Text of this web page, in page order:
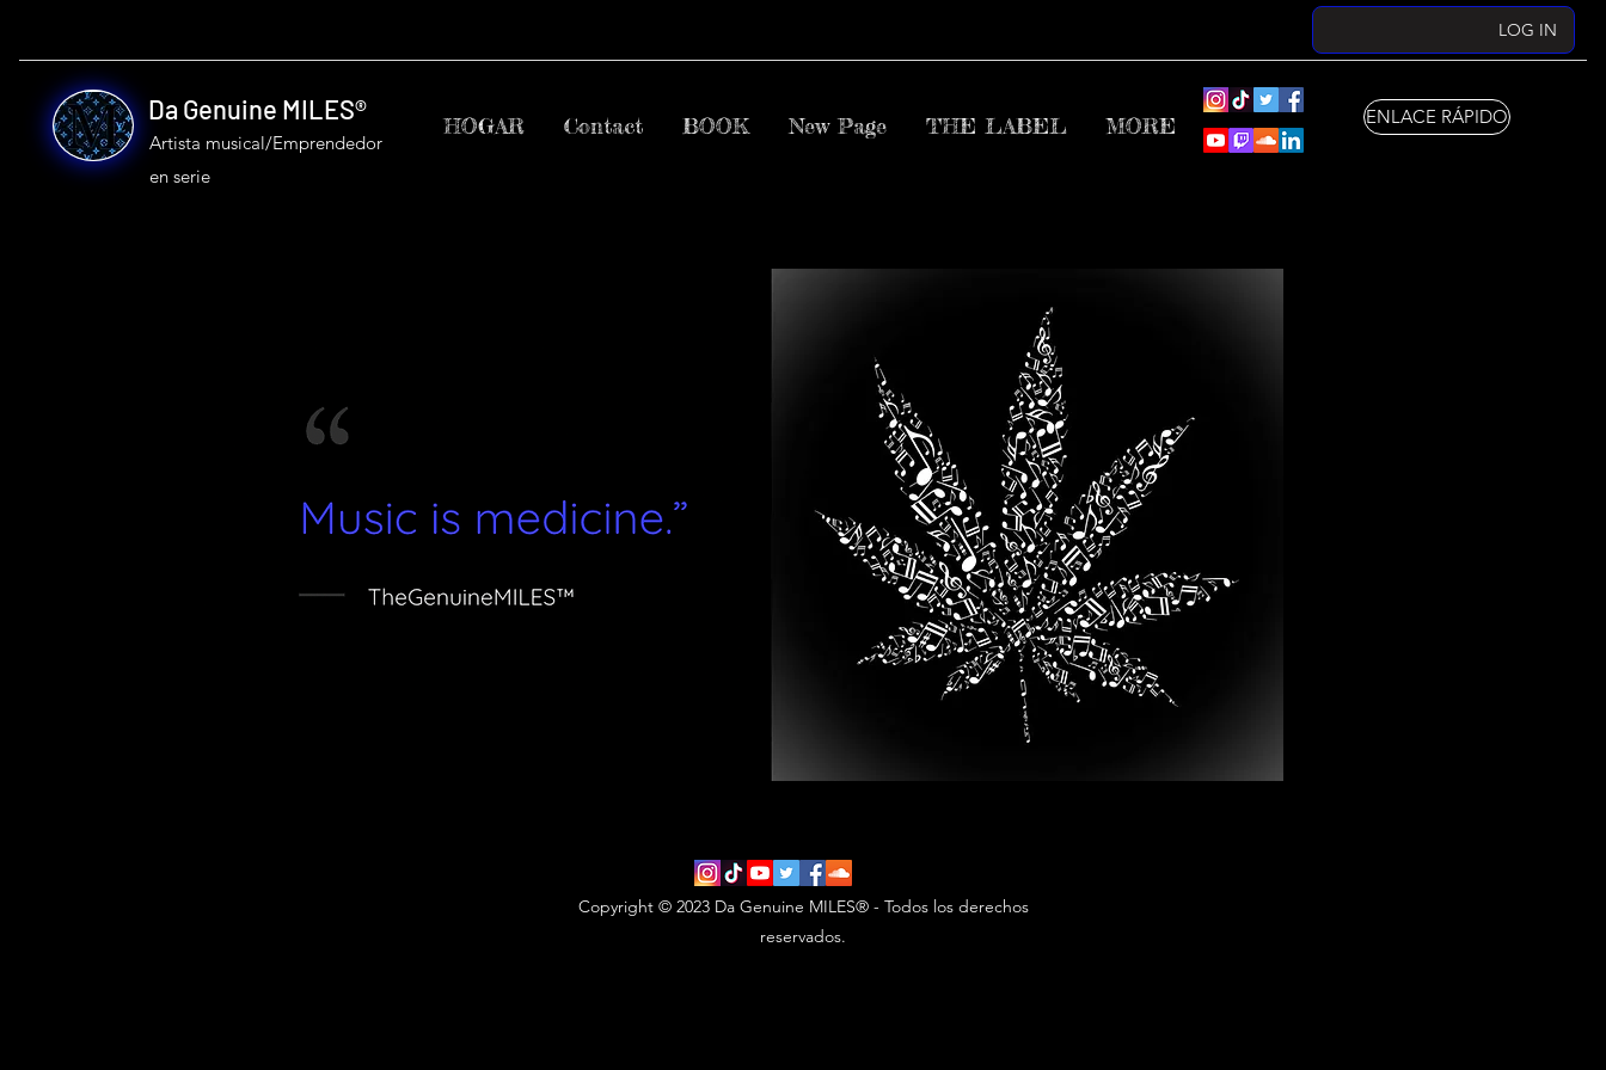
LOG IN
Da Genuine MILES®
Artista musical/Emprendedor
en serie
HOGAR Contact BOOK New Page THE LABEL MORE ENLACE RÁPIDO
Copyright © 2023 Da Genuine MILES® - Todos los derechos
reservados.